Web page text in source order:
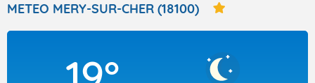
Articles
METEO MERY-SUR-CHER (18100)